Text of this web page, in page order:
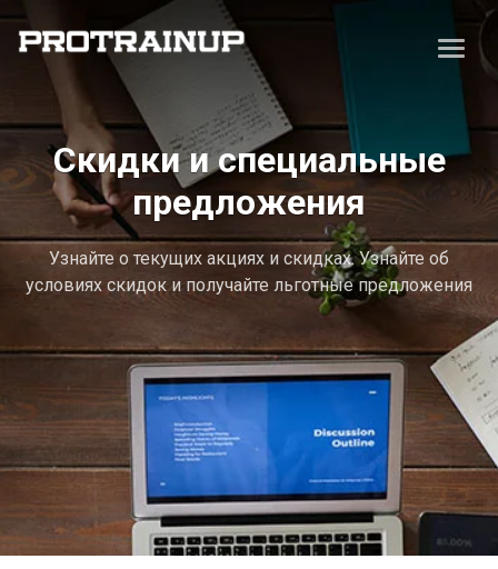
Скидки и специальные
предложения
Узнайте о текущих акциях и скидках. Узнайте об
условиях скидок и получайте льготные предложения